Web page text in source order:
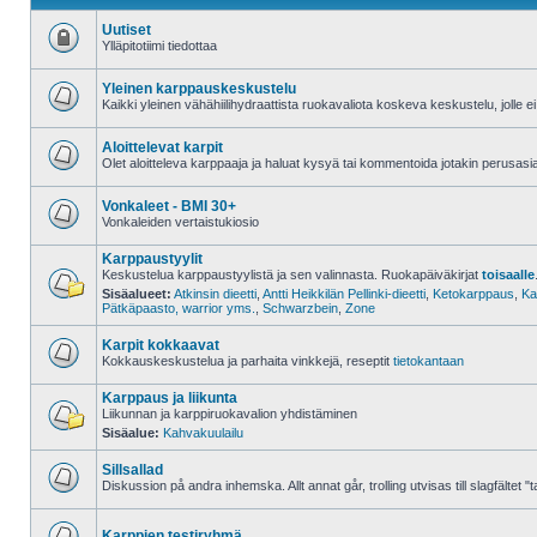
on
lukittu
Uutiset
Ylläpitotiimi tiedottaa
lukemattomia
viestejä
Yleinen karppauskeskustelu
Kaikki yleinen vähähiilihydraattista ruokavaliota koskeva keskustelu, jolle ei
lukemattomia
viestejä
Aloittelevat karpit
Olet aloitteleva karppaaja ja haluat kysyä tai kommentoida jotakin
lukemattomia
viestejä
Vonkaleet - BMI 30+
Vonkaleiden vertaistukiosio
lukemattomia
Karppaustyylit
Keskustelua karppaustyylistä ja sen valinnasta. Ruokapäiväkirjat toisaalle
Sisäalueet: Atkinsin dieetti Antti Heikkilän Pellinki-dieetti Ketokarppaus
Pätkäpaasto, warrior yms.
Schwarzbein Zone
lukemattomia
viestejä
Karpit kokkaavat
Kokkauskeskustelua ja parhaita vinkkejä, reseptit tietokantaan
lukemattomia
viestejä
Karppaus ja liikunta
Liikunnan ja karppiruokavalion yhdistäminen
Sisäalue: Kahvakuulailu
lukemattomia
Sillsallad
Diskussion på andra inhemska. Allt annat går, trolling utvisas till slagfältet